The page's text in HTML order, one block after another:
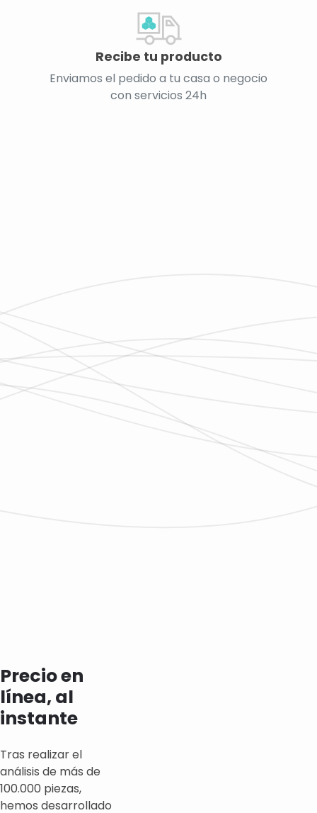
Recibe tu producto
Enviamos el pedido a tu casa o negocio
con servicios 24h
Precio en
línea, al
instante
Tras realizar el
análisis de más de
100.000 piezas,
hemos desarrollado